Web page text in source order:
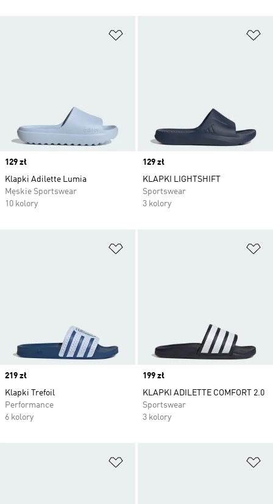
Price
129 zł
Klapki Adilette Lumia
Męskie Sportswear
10 kolory
Price
129 zł
KLAPKI LIGHTSHIFT
Sportswear
3 kolory
Price
219 zł
Klapki Trefoil
Performance
6 kolory
Price
199 zł
KLAPKI ADILETTE COMFORT 2.0
Sportswear
3 kolory